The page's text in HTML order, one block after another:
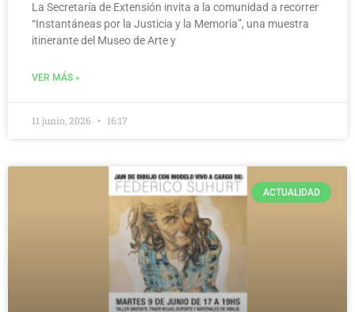
La Secretaría de Extensión invita a la comunidad a recorrer
“Instantáneas por la Justicia y la Memoria”, una muestra
itinerante del Museo de Arte y
VER MÁS »
11 junio, 2026 16:17
ACTUALIDAD